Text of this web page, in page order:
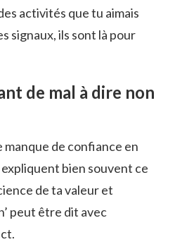
activités que tu aimais
signaux, ils sont là pour
de mal à dire non
manque de confiance en
expliquent bien souvent ce
de ta valeur et
peut être dit avec